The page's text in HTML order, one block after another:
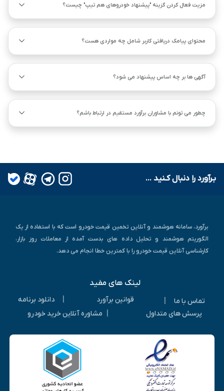
مزیت فعال کردن گزینه "پیشنهاد خودروهای هم ‌تیپ" چیست؟
محتوای پیامک دریافتی کاربر شامل چه مواردی هست؟
آگهی ها بر چه اساس پیشنهاد می شود؟
چطور می تونم با مشاوران برآورد مستقیم در ارتباط باشم؟
بـرآورد را دنبال کـنید ...
برآورد، سامانه هوشمند و آنلاین تخمین قیمت خودرو است که با استفاده از یک
الگوریتم هوشمند و تحلیل داده های بدست آمده از معاملات روز بازار،
کارشناسی آنلاین قیمت خودرو را با کمترین خطا انجام می دهد.
لینک های مفید
تماس با ما قوانین برآورد
دانلود برنامه
پرسش های متداول
مشاوره آنلاین خرید خودرو